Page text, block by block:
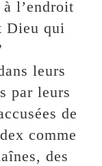
l’endroit
Dieu qui
leurs
par leurs
de
comme
des